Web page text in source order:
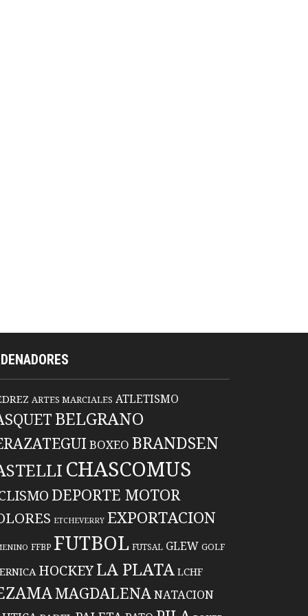
ARTES MARCIALES ATLETISMO
BELGRANO
BOXEO BRANDSEN
CHASCOMUS
DEPORTE MOTOR
ETCHEVERRY EXPORTACION
FFBP FUTBOL FUTSAL GLEW GOLF
HOCKEYLA PLATA LCHF
MAGDALENANATACION